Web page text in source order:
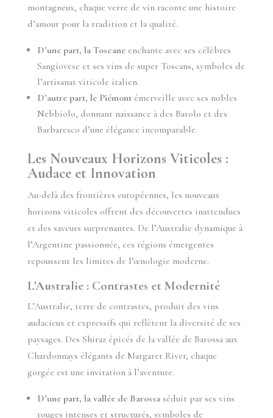
montagneux, chaque verre de vin raconte une histoire
d’amour pour la tradition et la qualité.
D’une part, la Toscaneenchante avec ses célèbres
Sangiovese et ses vins de super Toscans, symboles de
l’artisanat viticole italien.
D’autre part, le Piémontémerveille avec ses nobles
Nebbiolo, donnant naissance à des Barolo et des
Barbaresco d’une élégance incomparable.
Les Nouveaux Horizons Viticoles :
Audace et Innovation
Au-delà des frontières européennes, les nouveaux
horizons viticoles offrent des découvertes inattendues
et des saveurs surprenantes. De l’Australie dynamique à
l’Argentine passionnée, ces régions émergentes
repoussent les limites de l’œnologie moderne.
L’Australie : Contrastes et Modernité
L’Australie, terre de contrastes, produit des vins
audacieux et expressifs qui reflètent la diversité de ses
paysages. Des Shiraz épicés de la vallée de Barossa aux
Chardonnays élégants de Margaret River, chaque
gorgée est une invitation à l’aventure.
D’une part, la vallée de Barossaséduit par ses vins
rouges intenses et structurés, symboles de